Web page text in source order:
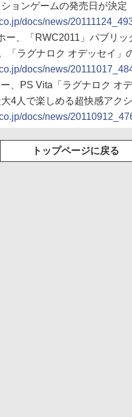
ョンゲームの発売日が決定
docs/news/
ー、「RWC2011」パブリ
「ラグナロク オデッセイ」
docs/news/
、PS Vita「ラグナロク オ
4人で楽しめる超快感アク
docs/news/
トップページに戻る